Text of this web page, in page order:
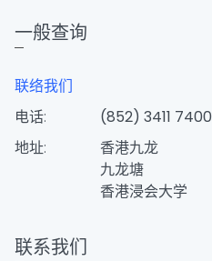
一般查询
联络我们
电话:
(852) 3411 7400
地址:
香港九龙
九龙塘
香港浸会大学
联系我们